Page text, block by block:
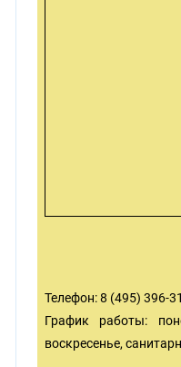
Телефон: 8 (495) 396-
График работы:
воскресенье,